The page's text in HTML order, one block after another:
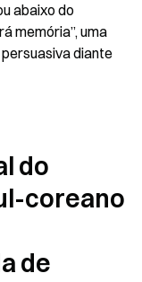
abaixo do
memória”, uma
diante
do
coreano
de